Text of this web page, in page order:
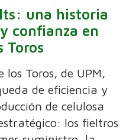
una historia
confianza en
Toros
Toros, de UPM,
de eficiencia y
de celulosa
los fieltros